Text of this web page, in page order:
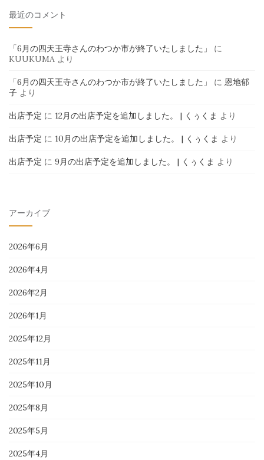
最近のコメント
「6月の四天王寺さんのわつか市が終了いたしました」
に
KUUKUMA より
「6月の四天王寺さんのわつか市が終了いたしました」 に 恩地郁
子 より
出店予定 に 12月の出店予定を追加しました。 | くぅくま より
出店予定 に 10月の出店予定を追加しました。 | くぅくま より
出店予定 に 9月の出店予定を追加しました。 | くぅくま より
アーカイブ
2026年6月
2026年4月
2026年2月
2026年1月
2025年12月
2025年11月
2025年10月
2025年8月
2025年5月
2025年4月